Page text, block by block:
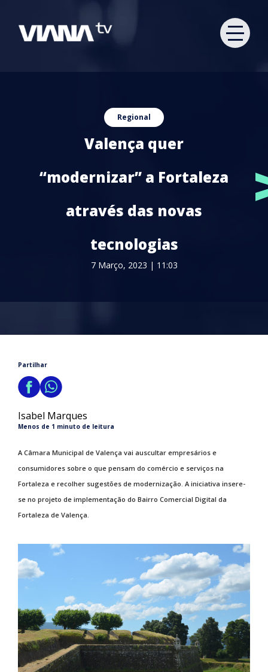
Regional
Valença quer
“modernizar” a Fortaleza
através das novas
tecnologias
7 Março, 2023 | 11:03
Partilhar
Isabel Marques
Menos de 1 minuto de leitura
A Câmara Municipal de Valença vai auscultar empresários e
consumidores sobre o que pensam do comércio e serviços na
Fortaleza e recolher sugestões de modernização. A iniciativa insere-
se no projeto de implementação do Bairro Comercial Digital da
Fortaleza de Valença.